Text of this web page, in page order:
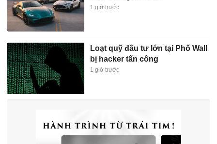
1 giờ trước
Loạt quỹ đầu tư lớn tại Phố Wall
bị hacker tấn công
1 giờ trước